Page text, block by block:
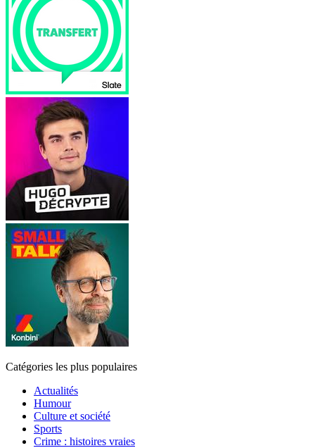
Catégories les plus populaires
Actualités
Humour
Culture et société
Sports
Crime : histoires vraies